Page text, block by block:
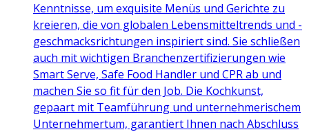
Kenntnisse, um exquisite Menüs und Gerichte zu
kreieren, die von globalen Lebensmitteltrends und -
geschmacksrichtungen inspiriert sind. Sie schließen
auch mit wichtigen Branchenzertifizierungen wie
Smart Serve, Safe Food Handler und CPR ab und
machen Sie so fit für den Job. Die Kochkunst,
gepaart mit Teamführung und unternehmerischem
Unternehmertum, garantiert Ihnen nach Abschluss